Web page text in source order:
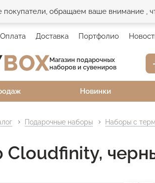
обращаем ваше внимание ,
Оплата Доставка Портфолио
Магазин подарочных
наборов и сувениров
Новинки
Подарочные наборы Наборы с
Cloudfinity,